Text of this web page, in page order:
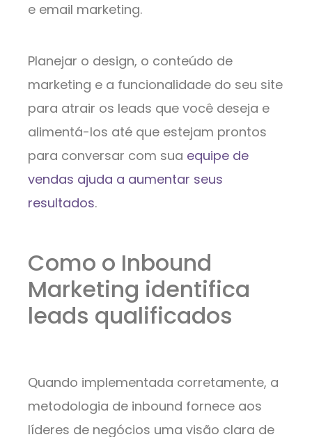
e email marketing.
Planejar o design, o conteúdo de
marketing e a funcionalidade do seu site
para atrair os leads que você deseja e
alimentá-los até que estejam prontos
para conversar com sua equipe de
vendas ajuda a aumentar seus
resultados.
Como o Inbound
Marketing identifica
leads qualificados
Quando implementada corretamente, a
metodologia de inbound fornece aos
líderes de negócios uma visão clara de